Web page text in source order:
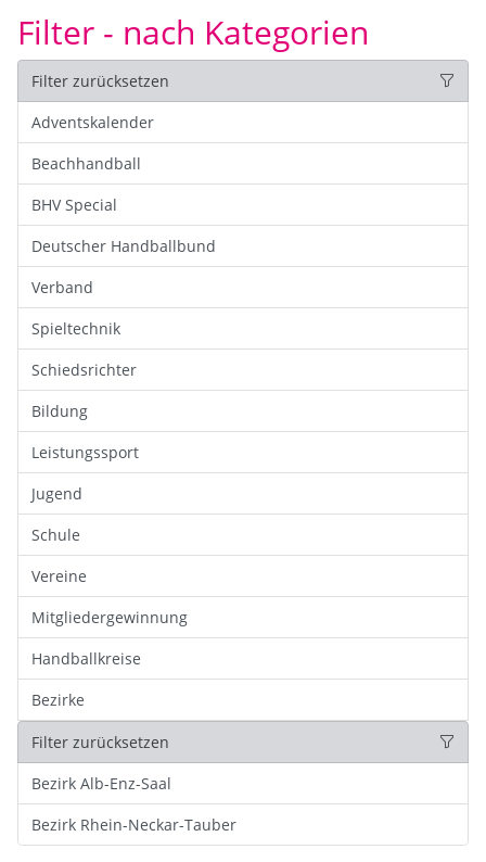
Filter - nach Kategorien
Filter zurücksetzen
Adventskalender
Beachhandball
BHV Special
Deutscher Handballbund
Verband
Spieltechnik
Schiedsrichter
Bildung
Leistungssport
Jugend
Schule
Vereine
Mitgliedergewinnung
Handballkreise
Bezirke
Filter zurücksetzen
Bezirk Alb-Enz-Saal
Bezirk Rhein-Neckar-Tauber